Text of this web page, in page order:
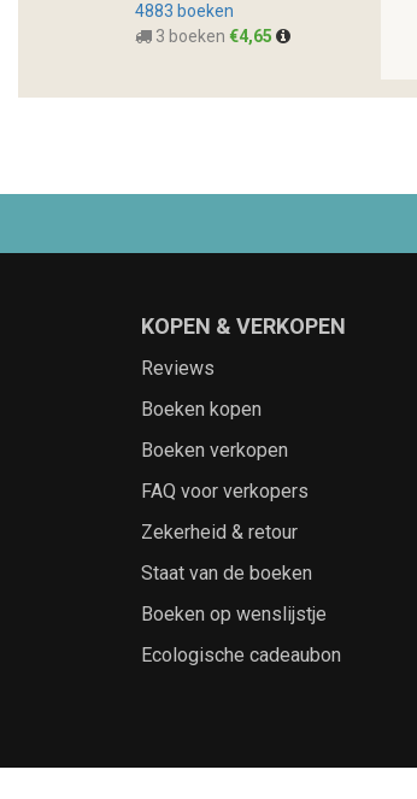
4883 boeken
3 boeken €4,65
KOPEN & VERKOPEN
Reviews
Boeken kopen
Boeken verkopen
FAQ voor verkopers
Zekerheid & retour
Staat van de boeken
Boeken op wenslijstje
Ecologische cadeaubon